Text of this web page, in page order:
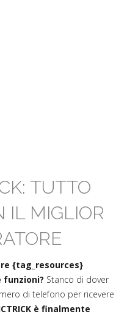
TUTTO
IL MIGLIOR
{tag_resources}
funzioni? Stanco di dover
di telefono per ricevere
è finalmente